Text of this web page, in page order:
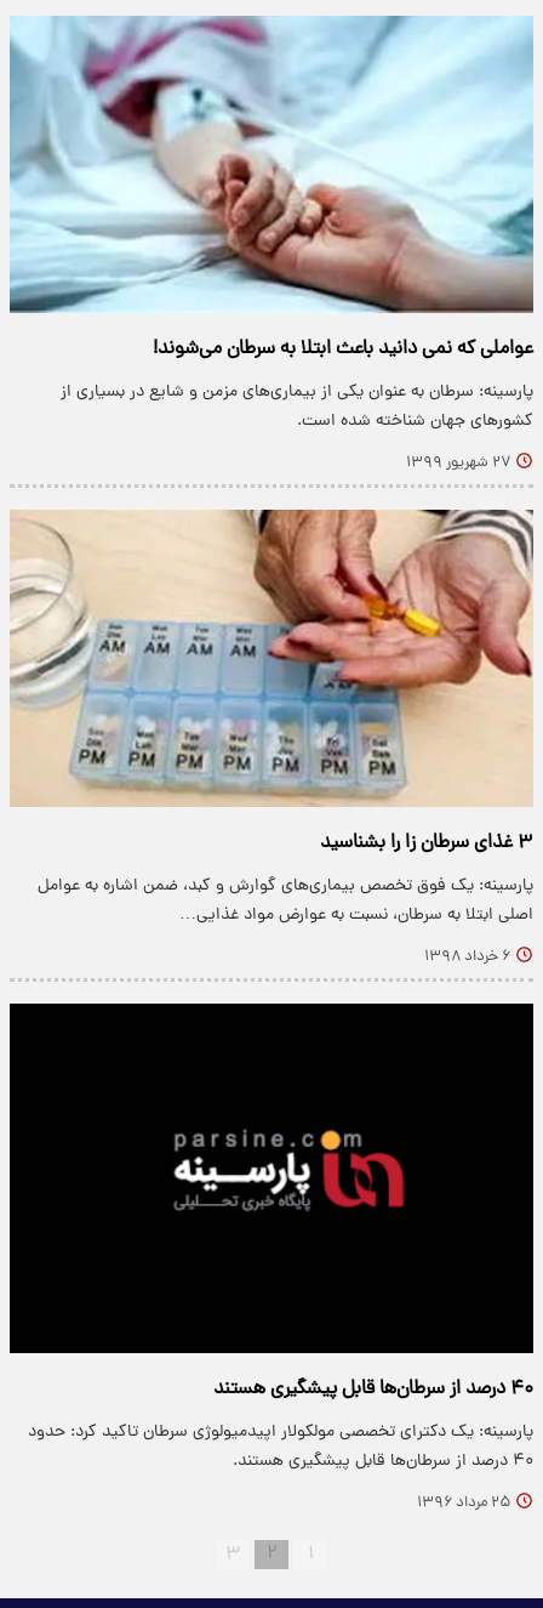
عواملی که نمی دانید باعث ابتلا به سرطان می‌شوند!
پارسینه: سرطان به عنوان یکی از بیماری‌های مزمن و شایع در بسیاری از
کشور‌های جهان شناخته شده است.
۲۷ شهریور ۱۳۹۹
۳ غذای سرطان زا را بشناسید
پارسینه: یک فوق تخصص بیماری‌های گوارش و کبد، ضمن اشاره به عوامل
اصلی ابتلا به سرطان، نسبت به عوارض مواد غذایی…
۶ خرداد ۱۳۹۸
۴۰ درصد از سرطان‌ها قابل پیشگیری هستند
پارسینه: یک دکترای تخصصی مولکولار اپیدمیولوژی سرطان تاکید کرد: حدود
۴۰ درصد از سرطان‌ها قابل پیشگیری هستند.
۲۵ مرداد ۱۳۹۶
۱ ۲ ۳